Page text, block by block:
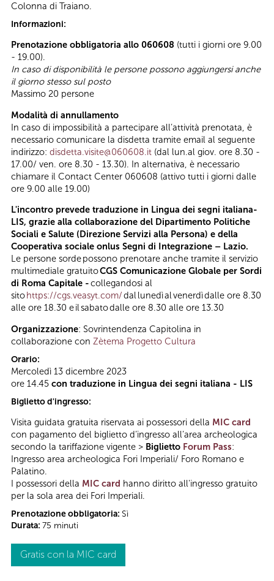
Colonna di Traiano.
Informazioni:
Prenotazione obbligatoria allo 060608 (tutti i giorni ore 9.00
- 19.00).
In caso di disponibilità le persone possono aggiungersi anche
il giorno stesso sul posto
Massimo 20 persone
Modalità di annullamento
In caso di impossibilità a partecipare all’attività prenotata, è
necessario comunicare la disdetta tramite email al seguente
indirizzo: disdetta.visite@060608.it (dal lun.al giov. ore 8.30 -
17.00/ ven. ore 8.30 - 13.30). In alternativa, è necessario
chiamare il Contact Center 060608 (attivo tutti i giorni dalle
ore 9.00 alle 19.00)
L'incontro prevede traduzione in Lingua dei segni italiana-
LIS, grazie alla collaborazione del Dipartimento Politiche
Sociali e Salute (Direzione Servizi alla Persona) e della
Cooperativa sociale onlus Segni di Integrazione – Lazio.
Le persone sorde possono prenotare anche tramite il servizio
multimediale gratuitoCGS Comunicazione Globale per Sordi
di Roma Capitale -collegandosi al
sitohttps://cgs.veasyt.com/dal lunedì al venerdì dalle ore 8.30
alle ore 18.30 e il sabato dalle ore 8.30 alle ore 13.30
Organizzazione: Sovrintendenza Capitolina in
collaborazione con Zètema Progetto Cultura
Orario:
Mercoledì 13 dicembre 2023
ore 14.45 con traduzione in Lingua dei segni italiana - LIS
Biglietto d'ingresso:
Visita guidata gratuita riservata ai possessori della MIC card
con pagamento del biglietto d’ingresso all’area archeologica
secondo la tariffazione vigente > Biglietto Forum Pass:
Ingresso area archeologica Fori Imperiali/ Foro Romano e
Palatino.
I possessori della MIC card hanno diritto all'ingresso gratuito
per la sola area dei Fori Imperiali.
Prenotazione obbligatoria: Sì
Durata: 75 minuti
Gratis con la MIC card